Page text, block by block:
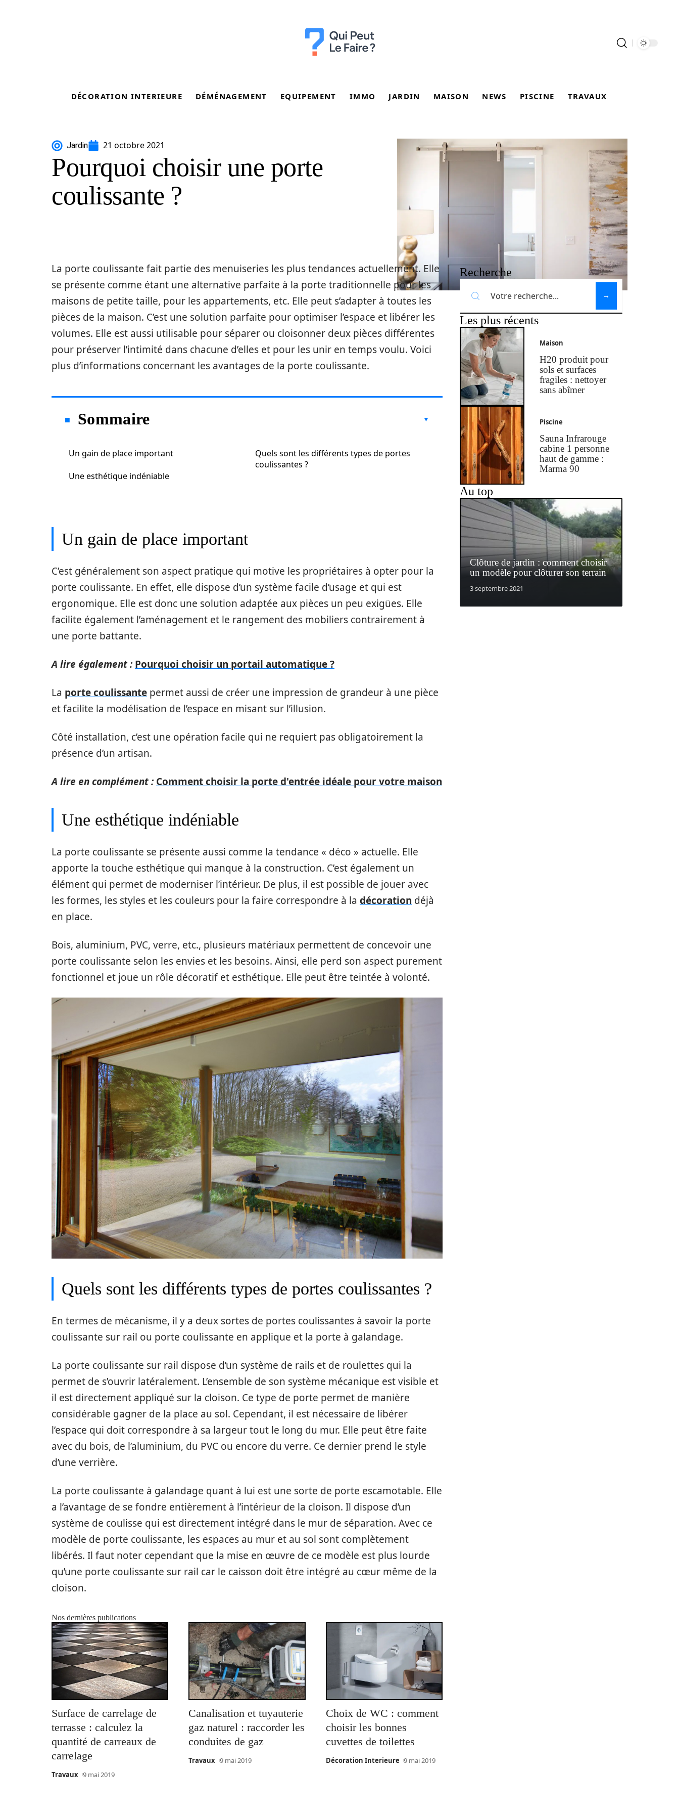
DÉCORATION INTERIEURE DÉMÉNAGEMENT EQUIPEMENT IMMO JARDIN MAISON NEWS PISCINE TRAVAUX
Jardin 21 octobre 2021
Pourquoi choisir une porte
coulissante ?
La porte coulissante fait partie des menuiseries les plus tendances actuellement. Elle
se présente comme étant une alternative parfaite à la porte traditionnelle pour les
maisons de petite taille, pour les appartements, etc. Elle peut s’adapter à toutes les
pièces de la maison. C’est une solution parfaite pour optimiser l’espace et libérer les
volumes. Elle est aussi utilisable pour séparer ou cloisonner deux pièces différentes
pour préserver l’intimité dans chacune d’elles et pour les unir en temps voulu. Voici
plus d’informations concernant les avantages de la porte coulissante.
Sommaire
Un gain de place important
Une esthétique indéniable
Quels sont les différents types de portes
coulissantes ?
Un gain de place important
C’est généralement son aspect pratique qui motive les propriétaires à opter pour la
porte coulissante. En effet, elle dispose d’un système facile d’usage et qui est
ergonomique. Elle est donc une solution adaptée aux pièces un peu exigües. Elle
facilite également l’aménagement et le rangement des mobiliers contrairement à
une porte battante.
A lire également : Pourquoi choisir un portail automatique ?
La porte coulissante permet aussi de créer une impression de grandeur à une pièce
et facilite la modélisation de l’espace en misant sur l’illusion.
Côté installation, c’est une opération facile qui ne requiert pas obligatoirement la
présence d’un artisan.
A lire en complément : Comment choisir la porte d'entrée idéale pour votre maison
Une esthétique indéniable
La porte coulissante se présente aussi comme la tendance « déco » actuelle. Elle
apporte la touche esthétique qui manque à la construction. C’est également un
élément qui permet de moderniser l’intérieur. De plus, il est possible de jouer avec
les formes, les styles et les couleurs pour la faire correspondre à la décoration déjà
en place.
Bois, aluminium, PVC, verre, etc., plusieurs matériaux permettent de concevoir une
porte coulissante selon les envies et les besoins. Ainsi, elle perd son aspect purement
fonctionnel et joue un rôle décoratif et esthétique. Elle peut être teintée à volonté.
Quels sont les différents types de portes coulissantes ?
En termes de mécanisme, il y a deux sortes de portes coulissantes à savoir la porte
coulissante sur rail ou porte coulissante en applique et la porte à galandage.
La porte coulissante sur rail dispose d’un système de rails et de roulettes qui la
permet de s’ouvrir latéralement. L’ensemble de son système mécanique est visible et
il est directement appliqué sur la cloison. Ce type de porte permet de manière
considérable gagner de la place au sol. Cependant, il est nécessaire de libérer
l’espace qui doit correspondre à sa largeur tout le long du mur. Elle peut être faite
avec du bois, de l’aluminium, du PVC ou encore du verre. Ce dernier prend le style
d’une verrière.
La porte coulissante à galandage quant à lui est une sorte de porte escamotable. Elle
a l’avantage de se fondre entièrement à l’intérieur de la cloison. Il dispose d’un
système de coulisse qui est directement intégré dans le mur de séparation. Avec ce
modèle de porte coulissante, les espaces au mur et au sol sont complètement
libérés. Il faut noter cependant que la mise en œuvre de ce modèle est plus lourde
qu’une porte coulissante sur rail car le caisson doit être intégré au cœur même de la
cloison.
Nos dernières publications
Surface de carrelage de
terrasse : calculez la
quantité de carreaux de
carrelage
Travaux 9 mai 2019
Canalisation et tuyauterie
gaz naturel : raccorder les
conduites de gaz
Travaux 9 mai 2019
Choix de WC : comment
choisir les bonnes
cuvettes de toilettes
Décoration Interieure 9 mai 2019
Recherche
Les plus récents
Maison
H20 produit pour
sols et surfaces
fragiles : nettoyer
sans abîmer
Piscine
Sauna Infrarouge
cabine 1 personne
haut de gamme :
Marma 90
Au top
Clôture de jardin : comment choisir
un modèle pour clôturer son terrain
3 septembre 2021